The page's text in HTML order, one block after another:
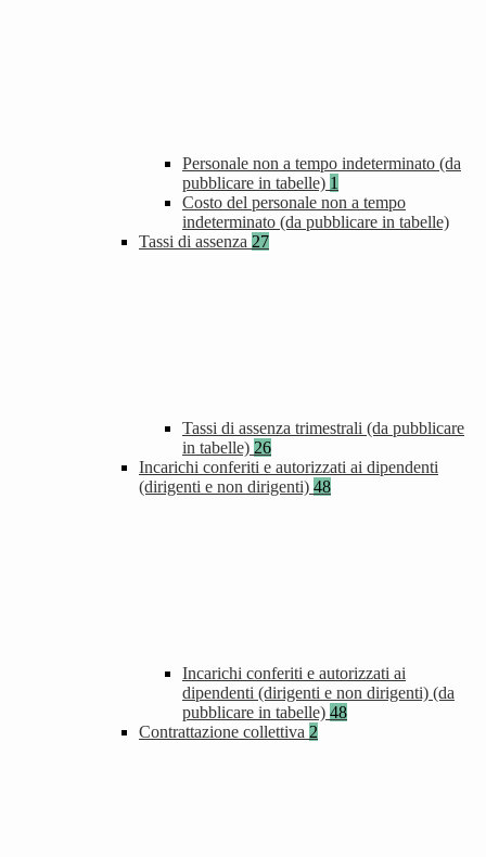
Personale non a tempo indeterminato (da
pubblicare in tabelle) 1
Costo del personale non a tempo
indeterminato (da pubblicare in tabelle)
Tassi di assenza 27
Tassi di assenza trimestrali (da pubblicare
in tabelle) 26
Incarichi conferiti e autorizzati ai dipendenti
(dirigenti e non dirigenti) 48
Incarichi conferiti e autorizzati ai
dipendenti (dirigenti e non dirigenti) (da
pubblicare in tabelle) 48
Contrattazione collettiva 2